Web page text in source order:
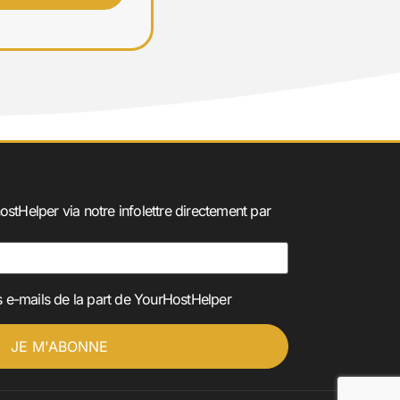
via notre infolettre directement par
e-mails de la part de YourHostHelper